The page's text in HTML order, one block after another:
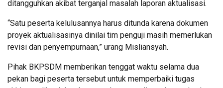
ditangguhkan akibat terganjal masalah laporan aktualisasi.
“Satu peserta kelulusannya harus ditunda karena dokumen
proyek aktualisasinya dinilai tim penguji masih memerlukan
revisi dan penyempurnaan,” urang Misliansyah.
Pihak BKPSDM memberikan tenggat waktu selama dua
pekan bagi peserta tersebut untuk memperbaiki tugas